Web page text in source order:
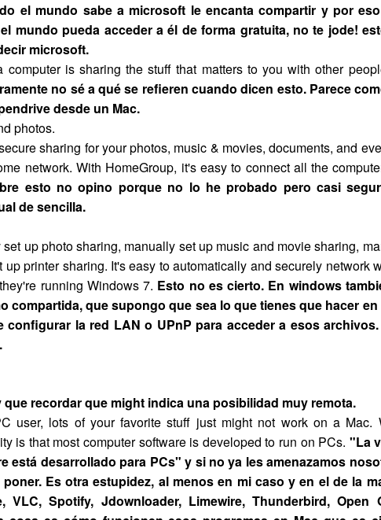
el mundo sabe a microsoft le encanta compartir y por
mundo pueda acceder a él de forma gratuita, no te jode!
microsoft.
is sharing the stuff that matters to you with other
no sé a qué se refieren cuando dicen esto. Parece
desde un Mac.
photos.
sharing for your photos, music & movies, documents, and
network. With HomeGroup, it's easy to connect all the
esto no opino porque no lo he probado pero casi
de sencilla.
up photo sharing, manually set up music and movie sharing,
printer sharing. It's easy to automatically and securely network
running Windows 7. Esto no es cierto. En windows
compartida, que supongo que sea lo que tienes que hacer en
configurar la red LAN o UPnP para acceder a esos
que recordar que might indica una posibilidad muy remota.
user, lots of your favorite stuff just might not work on a Mac.
is that most computer software is developed to run on PCs. "La
está desarrollado para PCs" y si no ya les amenazamos
Es otra estupidez, al menos en mi caso y en el de la
VLC, Spotify, Jdownloader, Limewire, Thunderbird, Open